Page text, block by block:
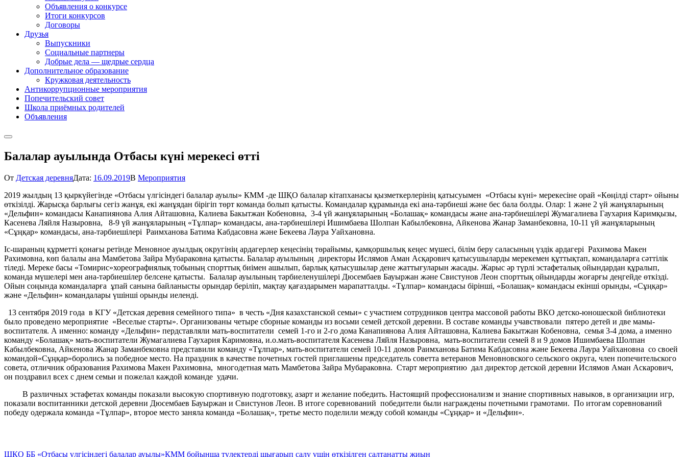
Объявления о конкурсе
Итоги конкурсов
Договоры
Друзья
Выпускники
Социальные партнеры
Добрые дела — щедрые сердца
Дополнительное образование
Кружковая деятельность
Антикоррупционные мероприятия
Попечительский совет
Школа приёмных родителей
Объявления
Балалар ауылында Отбасы күні мерекесі өтті
От Детская деревняДата: 16.09.2019В Мероприятия
2019 жылдың 13 қыркүйегінде «Отбасы үлгісіндегі балалар ауылы» КММ -де ШҚО балалар кітапханасы қызметкерлерінің қатысуымен «Отбасы күні» мерекесіне орай «Көңілді старт» ойыны
өткізілді. Жарысқа барлығы сегіз жанұя, екі жанұядан бірігіп төрт команда болып қатысты. Командалар құрамында екі ана-тәрбиеші және бес бала болды. Олар: 1 және 2 үй жанұяларының
«Дельфин» командасы Канапиянова Алия Айташовна, Калиева Бакытжан Кобеновна, 3-4 үй жанұяларының «Болашақ» командасы және ана-тәрбиешілері Жумагалиева Гаухария Каримқызы,
Касенева Ляйля Назыровна, 8-9 үй жанұяларының «Тұлпар» командасы, ана-тәрбиешілері Ишимбаева Шолпан Кабылбековна, Айкенова Жанар Заманбековна, 10-11 үй жанұяларының
«Сұңқар» командасы, ана-тәрбиешілері Раимханова Батима Кабдасовна және Бекеева Лаура Уайхановна.
Іс-шараның құрметті қонағы ретінде Меновное ауылдық округінің ардагерлер кеңесінің төрайымы, қамқоршылық кеңес мүшесі, білім беру саласының үздік ардагері Рахимова Макен
Рахимовна, көп балалы ана Мамбетова Зайра Мубараковна қатысты. Балалар ауылының директоры Ислямов Аман Асқарович қатысушыларды мерекемен құттықтап, командаларға сәттілік
тіледі. Мереке басы «Томирис»хореографиялық тобының спорттық биімен ашылып, барлық қатысушылар дене жаттығуларын жасады. Жарыс әр түрлі эстафеталық ойындардан құралып,
команда мүшелері мен ана-тәрбиешілер белсене қатысты. Балалар ауылының тәрбиеленушілері Дюсембаев Бауыржан және Свистунов Леон спорттық ойындарды жоғарғы деңгейде өткізді.
Ойын соңында командаларға ұпай санына байланысты орындар беріліп, мақтау қағаздарымен марапатталды. «Тұлпар» командасы бірінші, «Болашақ» командасы екінші орынды, «Сұңқар»
және «Дельфин» командалары үшінші орынды иеленді.
13 сентября 2019 года в КГУ «Детская деревня семейного типа» в честь «Дня казахстанской семьи» с участием сотрудников центра массовой работы ВКО детско-юношеской библиотеки
было проведено мероприятие «Веселые старты». Организованы четыре сборные команды из восьми семей детской деревни. В составе команды учавствовали пятеро детей и две мамы-
воспитателя. А именно: команду «Дельфин» пердставляли мать-воспитатели семей 1-го и 2-го дома Канапиянова Алия Айташовна, Калиева Бакытжан Кобеновна, семья 3-4 дома, а именно
команду «Болашақ» мать-воспитатели Жумагалиева Гаухария Каримовна, и.о.мать-воспитателя Касенева Ляйля Назыровна, мать-воспитатели семей 8 и 9 домов Ишимбаева Шолпан
Кабылбековна, Айкенова Жанар Заманбековна представили команду «Тұлпар», мать-воспитатели семей 10-11 домов Раимханова Батима Кабдасовна және Бекеева Лаура Уайхановна со своей
командой«Сұңқар»боролись за победное место. На праздник в качестве почетных гостей приглашены председатель советта ветеранов Меновновского сельского округа, член попечительского
совета, отличник образования Рахимова Макен Рахимовна, многодетная мать Мамбетова Зайра Мубараковна. Старт мероприятию дал директор детской деревни Ислямов Аман Аскарович,
он поздравил всех с днем семьи и пожелал каждой команде удачи.
В различных эстафетах команды показали высокую спортивную подготовку, азарт и желание победить. Настоящий профессионализм и знание спортивных навыков, в организации игр,
показали воспитанники детской деревни Дюсембаев Бауыржан и Свистунов Леон. В итоге соревнований победители были награждены почетными грамотами. По итогам соревнований
победу одержала команда «Тұлпар», второе место заняла команда «Болашақ», третье место поделили между собой команды «Сұңқар» и «Дельфин».
ШҚО ББ «Отбасы үлгісіндегі балалар ауылы»КММ бойынша түлектерді шығарып салу үшін өткізілген салтанатты жиын